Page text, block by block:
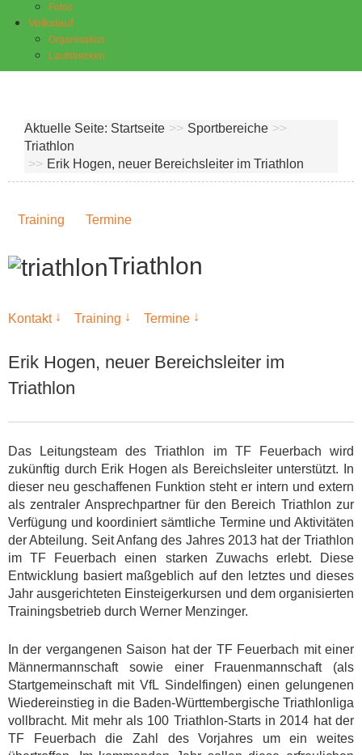
Fotos
Volkslauf
Organisation
Laufstrecken
Aktuelle Seite: Startseite >> Sportbereiche >>
Triathlon
>> Erik Hogen, neuer Bereichsleiter im Triathlon
Training Termine
Triathlon
Kontakt↓ Training ↓ Termine ↓
Erik Hogen, neuer Bereichsleiter im
Triathlon
Das Leitungsteam des Triathlon im TF Feuerbach wird
zukünftig durch Erik Hogen als Bereichsleiter unterstützt. In
dieser neu geschaffenen Funktion steht er intern und extern
als zentraler Ansprechpartner für den Bereich Triathlon zur
Verfügung und koordiniert sämtliche Termine und Aktivitäten
der Abteilung. Seit Anfang des Jahres 2013 hat der Triathlon
im TF Feuerbach einen starken Zuwachs erlebt. Diese
Entwicklung basiert maßgeblich auf den letztes und dieses
Jahr ausgerichteten Einsteigerkursen und dem organisierten
Trainingsbetrieb durch Werner Menzinger.
In der vergangenen Saison hat der TF Feuerbach mit einer
Männermannschaft sowie einer Frauenmannschaft (als
Startgemeinschaft mit VfL Sindelfingen) einen gelungenen
Wiedereinstieg in die Baden-Württembergische Triathlonliga
vollbracht. Mit mehr als 100 Triathlon-Starts in 2014 hat der
TF Feuerbach die Zahl des Vorjahres um ein weites